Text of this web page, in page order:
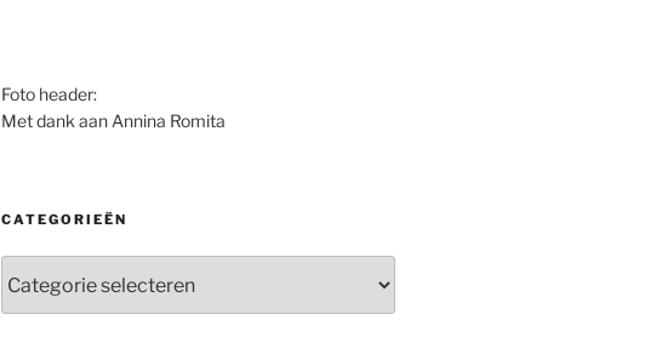
Foto header:
Met dank aan Annina Romita
CATEGORIEËN